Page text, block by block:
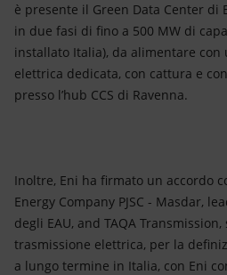
è presente il Green Data Center di
in due fasi di fino a 500 MW di
installato Italia), da alimentare con
elettrica dedicata, con cattura e
presso l’hub CCS di Ravenna.
Inoltre, Eni ha firmato un accordo
Energy Company PJSC - Masdar,
degli EAU, and TAQA
trasmissione elettrica, per la
a lungo termine in Italia, con Eni